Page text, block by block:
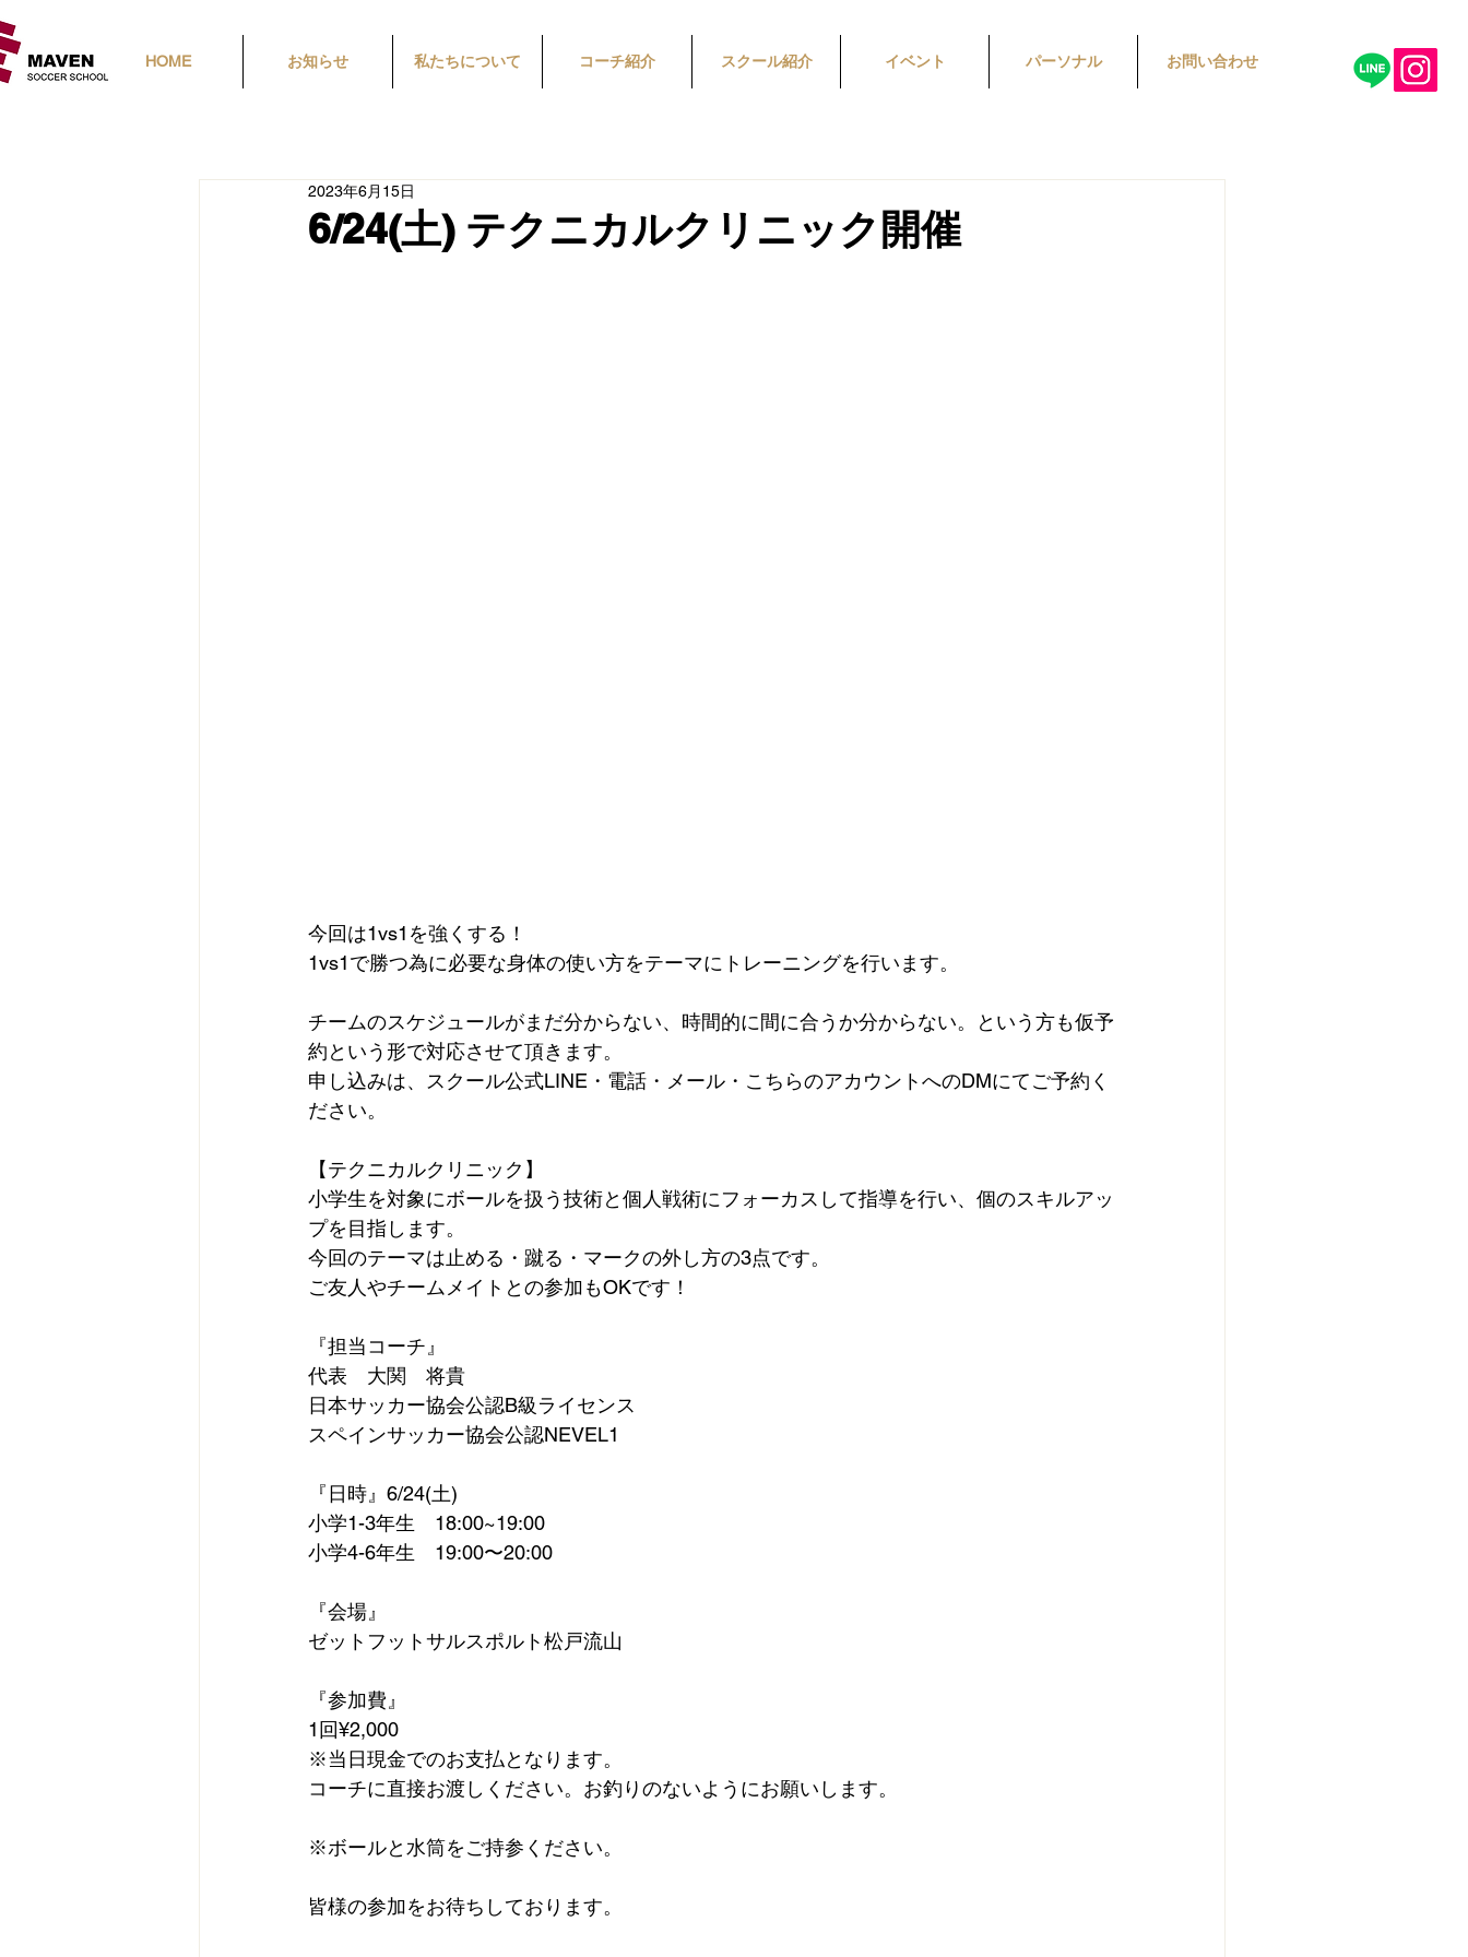
HOME お知らせ 私たちについて コーチ紹介 スクール紹介 イベント パーソナル お問い合わせ
6/24(土) テクニカルクリニック開催
2023年6月15日
今回は1vs1を強くする！
1vs1で勝つ為に必要な身体の使い方をテーマにトレーニングを行います。
チームのスケジュールがまだ分からない、時間的に間に合うか分からない。という方も仮予
約という形で対応させて頂きます。
申し込みは、スクール公式LINE・電話・メール・こちらのアカウントへのDMにてご予約く
ださい。
【テクニカルクリニック】
小学生を対象にボールを扱う技術と個人戦術にフォーカスして指導を行い、個のスキルアッ
プを目指します。
今回のテーマは止める・蹴る・マークの外し方の3点です。
ご友人やチームメイトとの参加もOKです！
『担当コーチ』
代表　大関　将貴
日本サッカー協会公認B級ライセンス
スペインサッカー協会公認NEVEL1
『日時』6/24(土)
小学1-3年生　18:00~19:00
小学4-6年生　19:00〜20:00
『会場』
ゼットフットサルスポルト松戸流山
『参加費』
1回¥2,000
※当日現金でのお支払となります。
コーチに直接お渡しください。お釣りのないようにお願いします。
※ボールと水筒をご持参ください。
皆様の参加をお待ちしております。